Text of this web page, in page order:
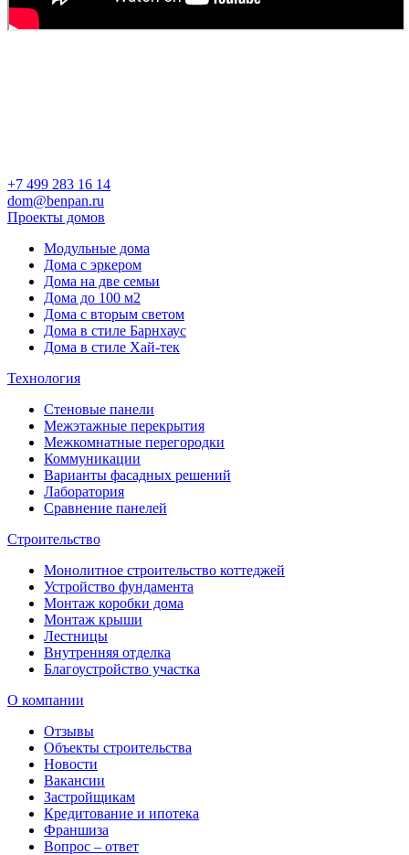
+7 499 283 16 14
dom@benpan.ru
Проекты домов
Модульные дома
Дома с эркером
Дома на две семьи
Дома до 100 м2
Дома с вторым светом
Дома в стиле Барнхаус
Дома в стиле Хай-тек
Технология
Стеновые панели
Межэтажные перекрытия
Межкомнатные перегородки
Коммуникации
Варианты фасадных решений
Лаборатория
Сравнение панелей
Строительство
Монолитное строительство коттеджей
Устройство фундамента
Монтаж коробки дома
Монтаж крыши
Лестницы
Внутренняя отделка
Благоустройство участка
О компании
Отзывы
Объекты строительства
Новости
Вакансии
Застройщикам
Кредитование и ипотека
Франшиза
Вопрос – ответ